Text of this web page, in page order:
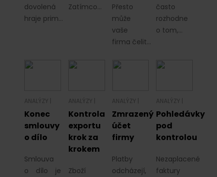
dovolená
hraje prim…
Zatímco…
Přesto
může
vaše
firma čelit…
často
rozhodne
o tom,…
ANALÝZY
Konec
smlouvy
o dílo
Smlouva
o dílo je
ANALÝZY
Kontrola
exportu
krok za
krokem
Zboží
ANALÝZY
Zmrazený
účet
firmy
Platby
odcházejí,
ANALÝZY
Pohledávky
pod
kontrolou
Nezaplacené
faktury